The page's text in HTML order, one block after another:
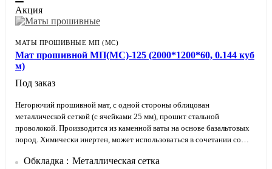
Акция
МАТЫ ПРОШИВНЫЕ МП (МС)
Мат прошивной МП(МС)-125 (2000*1200*60, 0.144 куб
м)
Под заказ
Негорючий прошивной мат, с одной стороны облицован
металлической сеткой (с ячейками 25 мм), прошит стальной
проволокой. Производится из каменной ваты на основе базальтовых
пород. Химически инертен, может использоваться в сочетании со
Обкладка металлической сеткой позволяет плотнее прижимать мат к
Обкладка
Металлическая сетка